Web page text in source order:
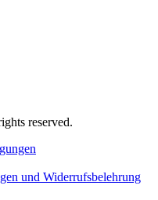
reserved.
und Widerrufsbelehrung